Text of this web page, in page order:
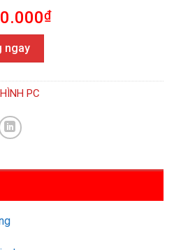
₫Giá
2.750.000₫.
(23.8 inch - IPS - FHD - 240Hz
ngay
PC